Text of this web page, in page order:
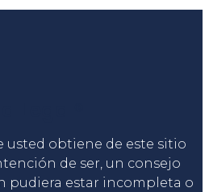
usted obtiene de este sitio
de ser, un consejo
pudiera estar incompleta o